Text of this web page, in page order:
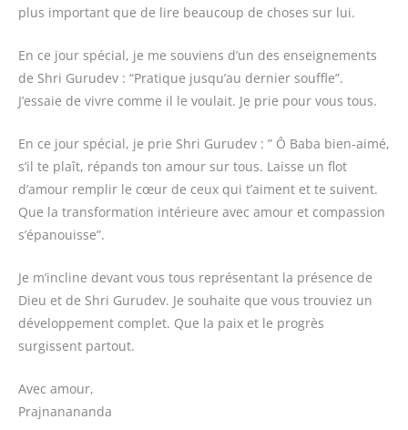
plus important que de lire beaucoup de choses sur lui.
En ce jour spécial, je me souviens d’un des enseignements
de Shri Gurudev : “Pratique jusqu’au dernier souffle”.
J’essaie de vivre comme il le voulait. Je prie pour vous tous.
En ce jour spécial, je prie Shri Gurudev : ” Ô Baba bien-aimé,
s’il te plaît, répands ton amour sur tous. Laisse un flot
d’amour remplir le cœur de ceux qui t’aiment et te suivent.
Que la transformation intérieure avec amour et compassion
s’épanouisse”.
Je m’incline devant vous tous représentant la présence de
Dieu et de Shri Gurudev. Je souhaite que vous trouviez un
développement complet. Que la paix et le progrès
surgissent partout.
Avec amour,
Prajnanananda